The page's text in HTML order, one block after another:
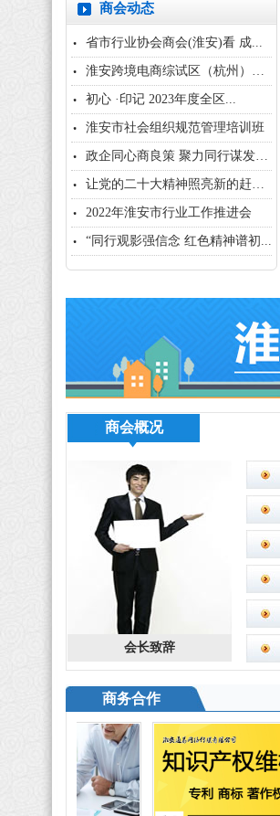
商会动态
省市行业协会商会(淮安)看 成...
淮安跨境电商综试区（杭州）招商...
初心 ·印记 2023年度全区...
淮安市社会组织规范管理培训班
政企同心商良策 聚力同行谋发展...
让党的二十大精神照亮新的赶考之...
2022年淮安市行业工作推进会
“同行观影强信念 红色精神谱初...
商会概况
会长致辞
商务合作